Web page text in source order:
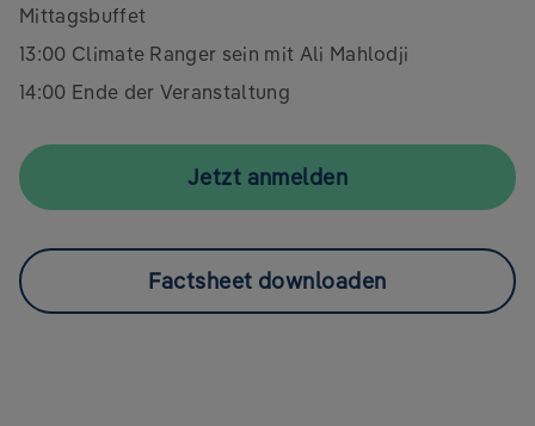
Mittagsbuffet
13:00 Climate Ranger sein mit Ali Mahlodji
14:00 Ende der Veranstaltung
Jetzt anmelden
Factsheet downloaden